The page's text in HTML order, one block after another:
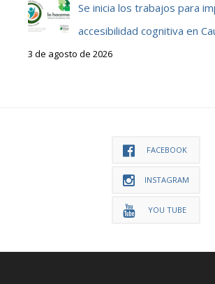
Se inicia los trabajos para
accesibilidad cognitiva en
3 de agosto de 2026
FACEBOOK
INSTAGRAM
YOU TUBE